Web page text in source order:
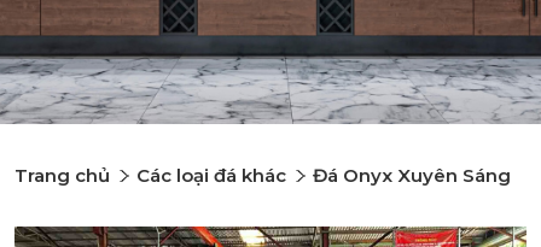
Trang chủ Các loại đá khác Đá Onyx Xuyên Sáng